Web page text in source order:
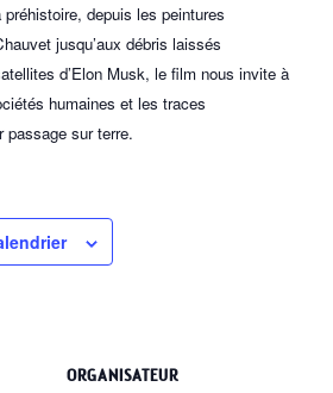
depuis les peintures
jusqu’aux débris laissés
d’Elon Musk, le film nous invite à
humaines et les traces
passage sur terre.
ORGANISATEUR